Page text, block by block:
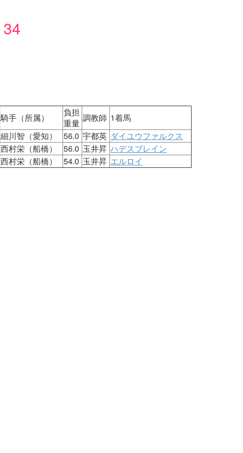
34
騎手（所属）
負担
重量 調教師 1着馬
細川智（愛知） 56.0 宇都英 ダイユウファルクス
西村栄（船橋） 56.0 玉井昇 ハデスブレイン
西村栄（船橋） 54.0 玉井昇 エルロイ